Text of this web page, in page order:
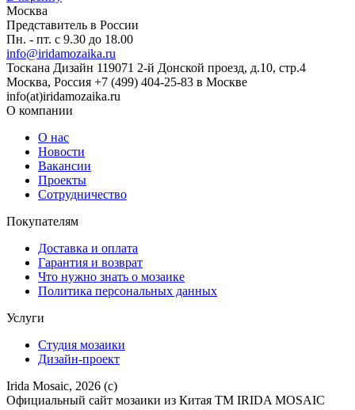
Москва
Представитель в России
Пн. - пт. с 9.30 до 18.00
info@iridamozaika.ru
Тоскана Дизайн 119071 2-й Донской проезд, д.10, стр.4
Москва, Россия +7 (499) 404-25-83 в Москве
info(at)iridamozaika.ru
О компании
О нас
Новости
Вакансии
Проекты
Сотрудничество
Покупателям
Доставка и оплата
Гарантия и возврат
Что нужно знать о мозаике
Политика персональных данных
Услуги
Студия мозаики
Дизайн-проект
Irida Mosaic, 2026 (c)
Официальный сайт мозаики из Китая ТМ IRIDA MOSAIC